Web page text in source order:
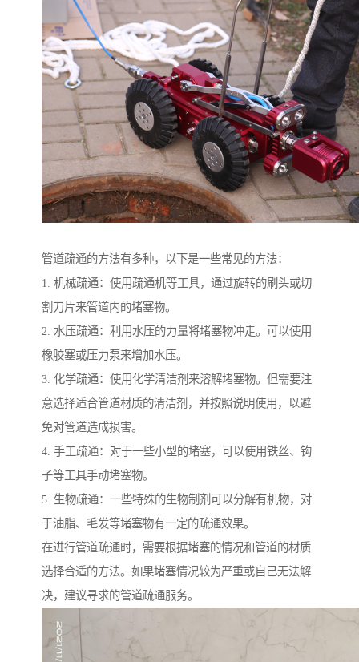
管道疏通的方法有多种，以下是一些常见的方法：
1. 机械疏通：使用疏通机等工具，通过旋转的刷头或切
割刀片来管道内的堵塞物。
2. 水压疏通：利用水压的力量将堵塞物冲走。可以使用
橡胶塞或压力泵来增加水压。
3. 化学疏通：使用化学清洁剂来溶解堵塞物。但需要注
意选择适合管道材质的清洁剂，并按照说明使用，以避
免对管道造成损害。
4. 手工疏通：对于一些小型的堵塞，可以使用铁丝、钩
子等工具手动堵塞物。
5. 生物疏通：一些特殊的生物制剂可以分解有机物，对
于油脂、毛发等堵塞物有一定的疏通效果。
在进行管道疏通时，需要根据堵塞的情况和管道的材质
选择合适的方法。如果堵塞情况较为严重或自己无法解
决，建议寻求的管道疏通服务。